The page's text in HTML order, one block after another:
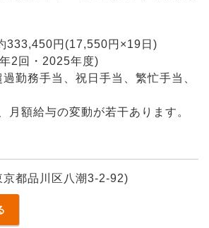
333,450円(17,550円×19日)
2回・2025年度)
勤務手当、祝日手当、繁忙手当、
月額給与の変動が若干あります。
京都品川区八潮3-2-92)